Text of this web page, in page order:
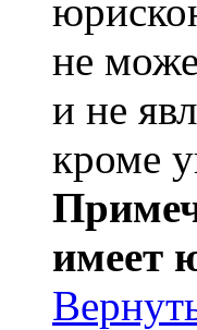
не
и не
кроме
имеет